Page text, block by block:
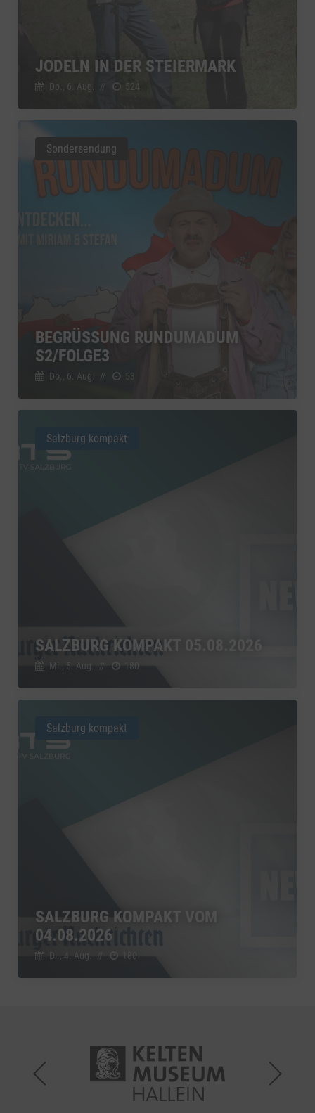
JODELN IN DER STEIERMARK
Do., 6. Aug. // 524
BEGRÜSSUNG RUNDUMADUM S
2/FOLGE3
Do., 6. Aug. // 53
Sondersendung
SALZBURG KOMPAKT 05.08.2026
Mi., 5. Aug. // 180
Salzburg kompakt
SALZBURG KOMPAKT VOM
04.08.2026
Di., 4. Aug. // 180
Salzburg kompakt